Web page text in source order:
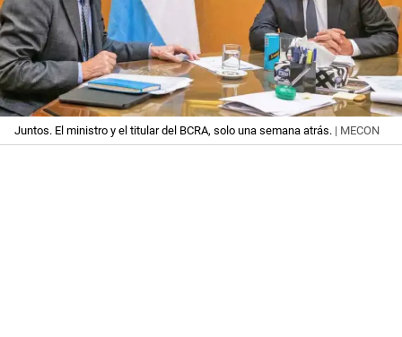
Juntos. El ministro y el titular del BCRA, solo una semana atrás. | MECON